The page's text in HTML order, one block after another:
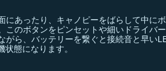
にあったり、キャノピーをばらして中に
このボタンをピンセットや細いドライバ
がら、バッテリーを繋ぐと接続音と早い
状態になります。